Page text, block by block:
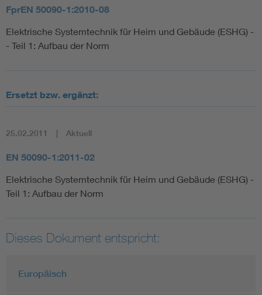
FprEN 50090-1:2010-08
Elektrische Systemtechnik für Heim und Gebäude (ESHG) -
- Teil 1: Aufbau der Norm
Ersetzt bzw. ergänzt:
25.02.2011 Aktuell
EN 50090-1:2011-02
Elektrische Systemtechnik für Heim und Gebäude (ESHG) -
Teil 1: Aufbau der Norm
Dieses Dokument entspricht:
Europäisch